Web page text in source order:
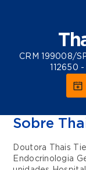
CRM 199008/
112650
Sobre
Doutora Thais
Endocrinologia